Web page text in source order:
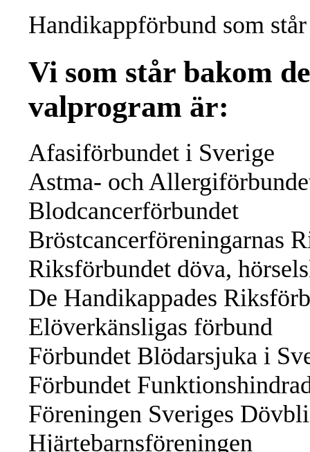
Handikappförbund som
Vi som står bakom
valprogram är:
Afasiförbundet i Sverige
Astma- och
Blodcancerförbundet
Bröstcancerföreningarnas
Riksförbundet döva,
De Handikappades
Elöverkänsligas förbund
Förbundet Blödarsjuka i
Förbundet
Föreningen Sveriges
Hjärtebarnsföreningen